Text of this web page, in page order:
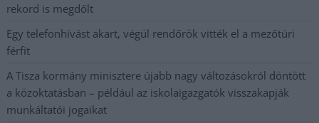
rekord is megdőlt
Egy telefonhívást akart, végül rendőrök vitték el a mezőtúri
férfit
A Tisza kormány minisztere újabb nagy változásokról döntött
a közoktatásban – például az iskolaigazgatók visszakapják
munkáltatói jogaikat